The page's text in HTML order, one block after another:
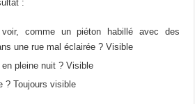
:
comme un piéton habillé avec des
une rue mal éclairée ? Visible
pleine nuit ? Visible
? Toujours visible